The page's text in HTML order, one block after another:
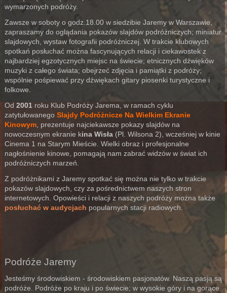
wymarzonych podróży.
Zawsze w soboty o godz.18.00 w siedzibie Jaremy w Warszawie,
zapraszamy do oglądania pokazów slajdów podróżniczych; miniatur
slajdowych, wystaw fotografii podróżniczej. W trakcie klubowych
spotkań posłuchać można fascynujących relacji i ciekawostek z
najbardziej egzotycznych miejsc na świecie; etnicznych dźwięków
muzyki z całego świata; obejrzeć zdjęcia i pamiątki z podróży;
wspólnie pośpiewać przy dźwiękach gitary piosenki turystyczne i
folkowe.
Od2001 roku Klub Podróży Jarema, w ramach cyklu
zatytułowanegoSlajdy Podróżnicze Na Wielkim Ekranie
Kinowym, prezentuje najciekawsze pokazy slajdów na
nowoczesnym ekranie kina Wisła (Pl. Wilsona 2), wcześniej w kinie
Cinema 1 na Starym Mieście. Wielki obraz i profesjonalne
nagłośnienie kinowe, pomagają nam zabrać widzów w świat ich
podróżniczych marzeń.
Z podróżnikami z Jaremy spotkać się można nie tylko w trakcie
pokazów slajdowych, czy za pośrednictwem naszych stron
internetowych. Opowieści i relacji z naszych podróży można także
posłuchać w audycjach popularnych stacji radiowych.
Podróże Jaremy
Jesteśmy środowiskiem - środowiskiem pasjonatów. Naszą pasją są
podróże. Podróże po kraju i po świecie; w wysokie góry i na gorące